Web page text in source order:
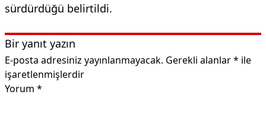
sürdürdüğü belirtildi.
Bir yanıt yazın
E-posta adresiniz yayınlanmayacak. Gerekli alanlar* ile
işaretlenmişlerdir
Yorum *